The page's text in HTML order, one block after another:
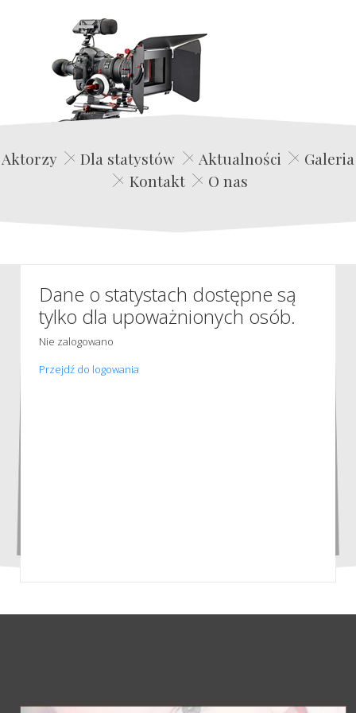
Edwin Film Agencja Aktorska
Aktorzy Dla statystów Aktualności
Galeria
Kontakt
O nas
Dane o statystach dostępne są
tylko dla upoważnionych osób.
Nie zalogowano
Przejdź do logowania